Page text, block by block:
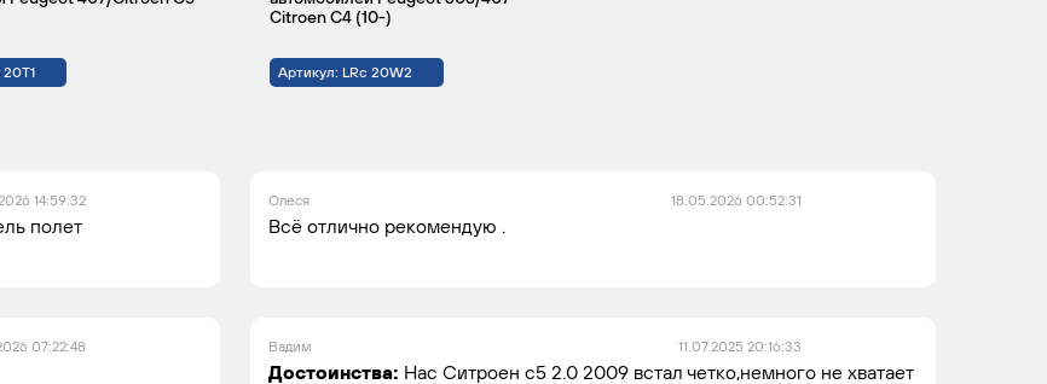
Привод
на
133 Дизель
Citroen C4 (10-)
Артикул: LRc 20W2
14:59:32
полет
Олеся 18.05.2026 00:52:31
Всё отлично рекомендую .
07:22:48 Вадим 11.07.2025 20:16:33
Достоинства: Нас Ситроен с5 2.0 2009 встал четко,немного не хватает